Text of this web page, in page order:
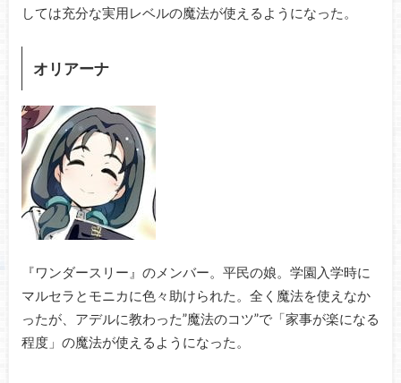
しては充分な実用レベルの魔法が使えるようになった。
オリアーナ
『ワンダースリー』のメンバー。平民の娘。学園入学時に
マルセラとモニカに色々助けられた。全く魔法を使えなか
ったが、アデルに教わった”魔法のコツ”で「家事が楽になる
程度」の魔法が使えるようになった。